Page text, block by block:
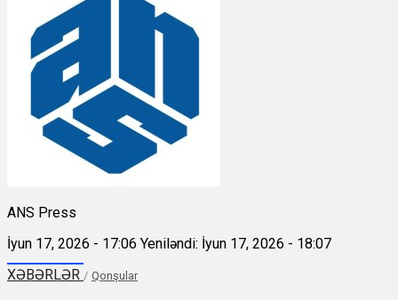
ANS Press
İyun 17, 2026 - 17:06 Yeniləndi: İyun 17, 2026 - 18:07
XƏBƏRLƏR / Qonşular